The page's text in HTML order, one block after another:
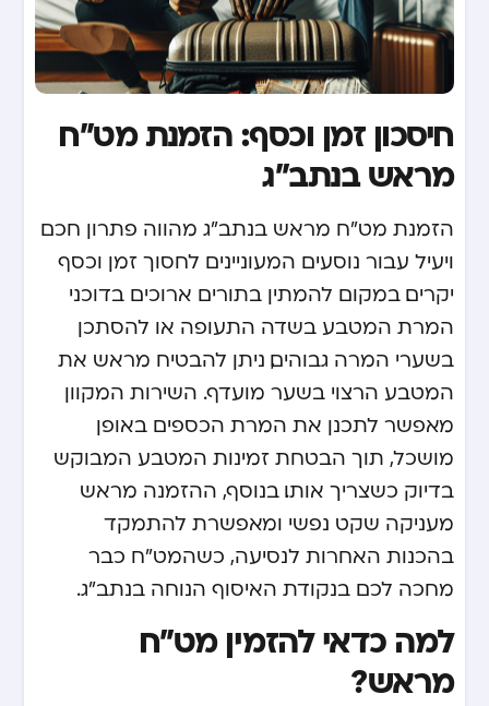
חיסכון זמן וכסף: הזמנת מט"ח
מראש בנתב"ג
הזמנת מט"ח מראש בנתב"ג מהווה פתרון חכם
ויעיל עבור נוסעים המעוניינים לחסוך זמן וכסף
יקרים. במקום להמתין בתורים ארוכים בדוכני
המרת המטבע בשדה התעופה או להסתכן
בשערי המרה גבוהים, ניתן להבטיח מראש את
המטבע הרצוי בשער מועדף. השירות המקוון
מאפשר לתכנן את המרת הכספים באופן
מושכל, תוך הבטחת זמינות המטבע המבוקש
בדיוק כשצריך אותו. בנוסף, ההזמנה מראש
מעניקה שקט נפשי ומאפשרת להתמקד
בהכנות האחרות לנסיעה, כשהמט"ח כבר
מחכה לכם בנקודת האיסוף הנוחה בנתב"ג.
למה כדאי להזמין מט"ח
מראש?